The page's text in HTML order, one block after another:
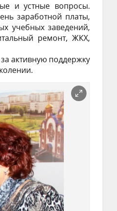
и устные вопросы.
заработной платы,
учебных заведений,
ремонт, ЖКХ,
активную поддержку